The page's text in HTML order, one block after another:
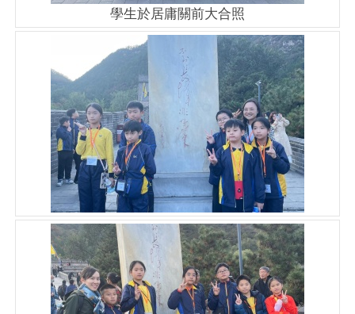
學生於居庸關前大合照